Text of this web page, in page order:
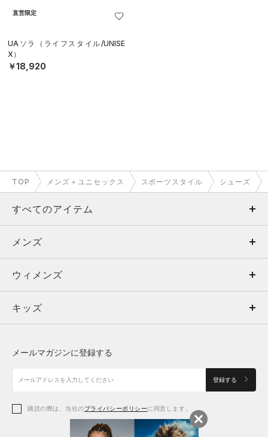
直営限定
UAソラ（ライフスタイル/UNISE
X）
￥18,920
TOP メンズ＋ユニセックス スポーツスタイル シューズ
すべてのアイテム
メンズ
ウィメンズ
キッズ
アクセサリー
メンズ
トップス
ボトムス
アクセサリー
ウィメンズ
トップス
シューズ
アクセサリー
キッズ
シューズ
メールマガジンに登録する
登録する
購読の際は、当社のプライバシーポリシーに同意します。